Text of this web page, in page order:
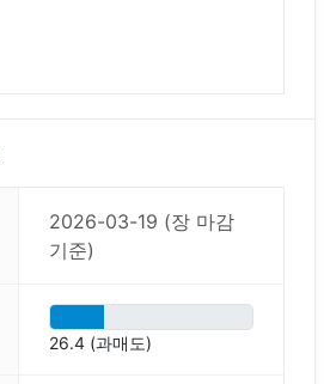
2026-03-19 (장 마감
기준)
26.4 (과매도)